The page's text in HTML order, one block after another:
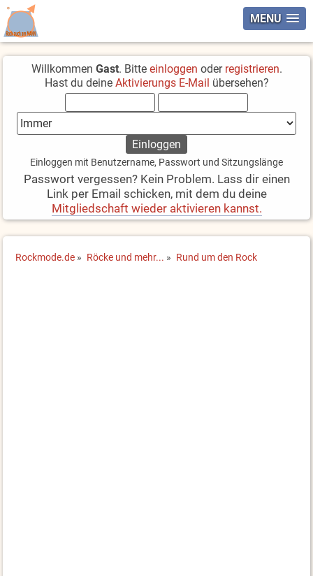
MENU
Willkommen Gast. Bitte einloggen oder registrieren.
Hast du deine Aktivierungs E-Mail übersehen?
Einloggen mit Benutzername, Passwort und Sitzungslänge
Passwort vergessen? Kein Problem. Lass dir einen
Link per Email schicken, mit dem du deine
Mitgliedschaft wieder aktivieren kannst.
Rockmode.de » Röcke und mehr... » Rund um den Rock